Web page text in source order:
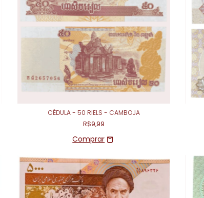
CÉDULA - 50 RIELS - CAMBOJA
R$9,99